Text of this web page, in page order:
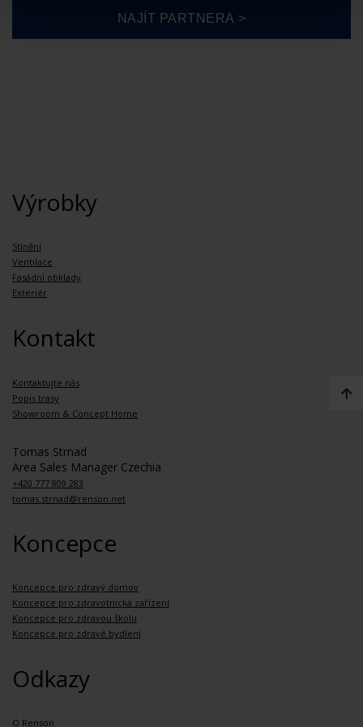
Výrobky
Stínění
Ventilace
Fasádní obklady
Exteriér
Kontakt
Kontaktujte nás
Popis trasy
Showroom & Concept Home
Tomas Strnad
Area Sales Manager Czechia
+420 777 809 283
tomas.strnad@renson.net
Koncepce
Koncepce pro zdravý domov
Koncepce pro zdravotnická zařízení
Koncepce pro zdravou školu
Koncepce pro zdravé bydlení
Odkazy
O Renson